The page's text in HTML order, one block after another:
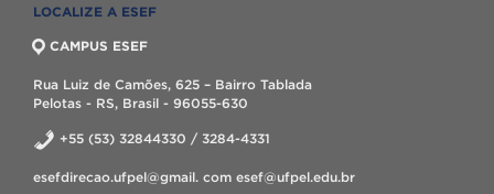
LOCALIZE A ESEF
CAMPUS ESEF
Rua Luiz de Camões, 625 – Bairro Tablada
Pelotas - RS, Brasil - 96055-630
+55 (53) 32844330 / 3284-4331
esefdirecao.ufpel@gmail. com esef@ufpel.edu.br